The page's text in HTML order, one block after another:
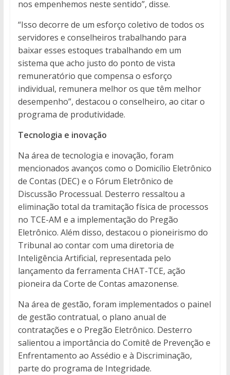
nos empenhemos neste sentido”, disse.
“Isso decorre de um esforço coletivo de todos os
servidores e conselheiros trabalhando para
baixar esses estoques trabalhando em um
sistema que acho justo do ponto de vista
remuneratório que compensa o esforço
individual, remunera melhor os que têm melhor
desempenho”, destacou o conselheiro, ao citar o
programa de produtividade.
Tecnologia e inovação
Na área de tecnologia e inovação, foram
mencionados avanços como o Domicílio Eletrônico
de Contas (DEC) e o Fórum Eletrônico de
Discussão Processual. Desterro ressaltou a
eliminação total da tramitação física de processos
no TCE-AM e a implementação do Pregão
Eletrônico. Além disso, destacou o pioneirismo do
Tribunal ao contar com uma diretoria de
Inteligência Artificial, representada pelo
lançamento da ferramenta CHAT-TCE, ação
pioneira da Corte de Contas amazonense.
Na área de gestão, foram implementados o painel
de gestão contratual, o plano anual de
contratações e o Pregão Eletrônico. Desterro
salientou a importância do Comitê de Prevenção e
Enfrentamento ao Assédio e à Discriminação,
parte do programa de Integridade.